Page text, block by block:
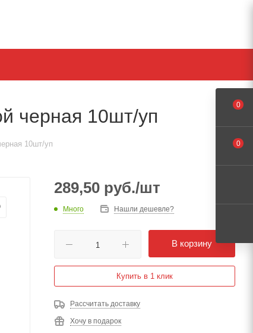
черная 10шт/уп
10шт/уп
289,50 руб./шт
Много Нашли дешевле?
В корзину
Купить в 1 клик
Рассчитать доставку
Хочу в подарок
0
0